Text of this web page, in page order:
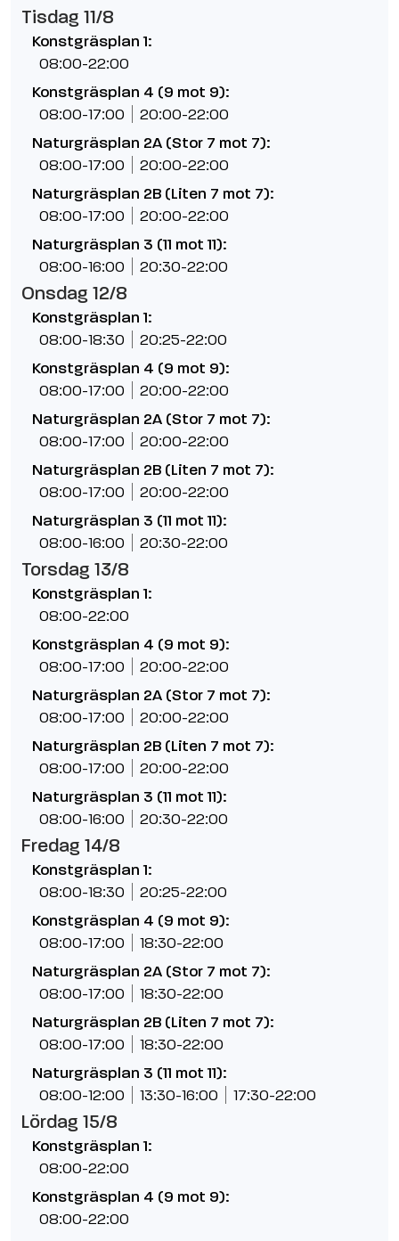
Tisdag 11/8
Konstgräsplan 1:
08:00-22:00
Konstgräsplan 4 (9 mot 9):
08:00-17:00 20:00-22:00
Naturgräsplan 2A (Stor 7 mot 7):
08:00-17:00 20:00-22:00
Naturgräsplan 2B (Liten 7 mot 7):
08:00-17:00 20:00-22:00
Naturgräsplan 3 (11 mot 11):
08:00-16:00 20:30-22:00
Onsdag 12/8
Konstgräsplan 1:
08:00-18:30 20:25-22:00
Konstgräsplan 4 (9 mot 9):
08:00-17:00 20:00-22:00
Naturgräsplan 2A (Stor 7 mot 7):
08:00-17:00 20:00-22:00
Naturgräsplan 2B (Liten 7 mot 7):
08:00-17:00 20:00-22:00
Naturgräsplan 3 (11 mot 11):
08:00-16:00 20:30-22:00
Torsdag 13/8
Konstgräsplan 1:
08:00-22:00
Konstgräsplan 4 (9 mot 9):
08:00-17:00 20:00-22:00
Naturgräsplan 2A (Stor 7 mot 7):
08:00-17:00 20:00-22:00
Naturgräsplan 2B (Liten 7 mot 7):
08:00-17:00 20:00-22:00
Naturgräsplan 3 (11 mot 11):
08:00-16:00 20:30-22:00
Fredag 14/8
Konstgräsplan 1:
08:00-18:30 20:25-22:00
Konstgräsplan 4 (9 mot 9):
08:00-17:00 18:30-22:00
Naturgräsplan 2A (Stor 7 mot 7):
08:00-17:00 18:30-22:00
Naturgräsplan 2B (Liten 7 mot 7):
08:00-17:00 18:30-22:00
Naturgräsplan 3 (11 mot 11):
08:00-12:00 13:30-16:00 17:30-22:00
Lördag 15/8
Konstgräsplan 1:
08:00-22:00
Konstgräsplan 4 (9 mot 9):
08:00-22:00